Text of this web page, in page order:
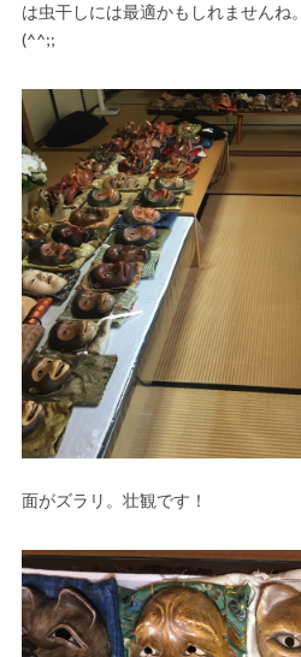
は虫干しには最適かもしれませんね。
(^^;;
面がズラリ。壮観です！